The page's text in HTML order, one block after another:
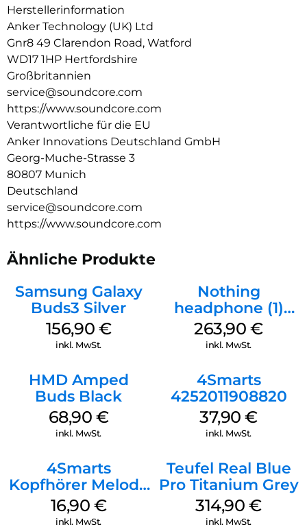
an und sorgen so rund um die Uhr für eine optimale,
nahtlose Geräuschunterdrückung.
Mit verbesserter ACAA-Akustik, einem 10,5mm Tieftöner,
einem titanbeschichteten Hochtöner und einer digitalen
Frequenzweiche für maximale Treiberleistung. Erlebe mit
deinen neuen kabellosen Bluetooth Kopfhörern klaren,
kräftigen und nuancenreichen Klang.
Die Liberty 4 Pro Earbuds mit Noise Cancelling laden 2×
schneller als die Vorgängermodelle mit einem 5C-Akku.
Schon 5 Min. Laden bieten 4 Std. Spielzeit. Einmal laden
reicht für 10 Std. Musikgenuss; für 40 Std. mit dem Case.
Mit einem Algorithmus zur Geräuschunterdrückung und 6
Mikrofonen sorgen diese kabellosen Noise Cancelling
Kopfhörer für klare Gespräche, egal wo du bist. Außerdem
werden Windgeräuschen für eine störungsfreie
Herstellerinformation
Anker Technology (UK) Ltd
Gnr8 49 Clarendon Road, Watford
WD17 1HP Hertfordshire
Großbritannien
service@soundcore.com
https://www.soundcore.com
Verantwortliche für die EU
Anker Innovations Deutschland GmbH
Georg-Muche-Strasse 3
80807 Munich
Deutschland
service@soundcore.com
https://www.soundcore.com
Ähnliche Produkte
Samsung Galaxy
Buds3 Silver
156,90 €
inkl. MwSt.
Nothing
headphone (1)
Schwarz
263,90€
inkl. MwSt.
HMD Amped
Buds Black
68,90 €
inkl. MwSt.
4Smarts
4252011908820
37,90€
inkl. MwSt.
4Smarts
Kopfhörer Melody
Digital USB-C
Weiß
16,90 €
inkl. MwSt.
Teufel Real Blue
Pro Titanium Grey
314,90€
inkl. MwSt.